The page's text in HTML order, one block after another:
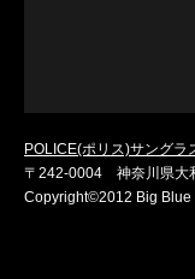
POLICE(ポリス)サングラ
〒242-0004 神奈川県
Copyright©2012 Big Blue